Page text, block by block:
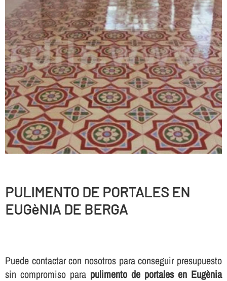
PULIMENTO DE PORTALES EN
EUGèNIA DE BERGA
Puede contactar con nosotros para conseguir presupuesto
sin compromiso para pulimento de portales en Eugènia